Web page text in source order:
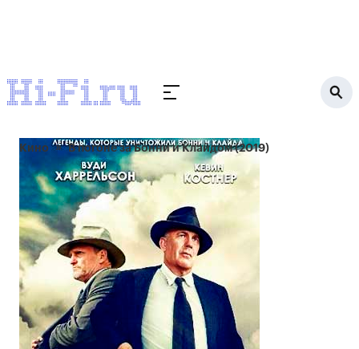
Кино В погоне за Бонни и Клайдом (2019)